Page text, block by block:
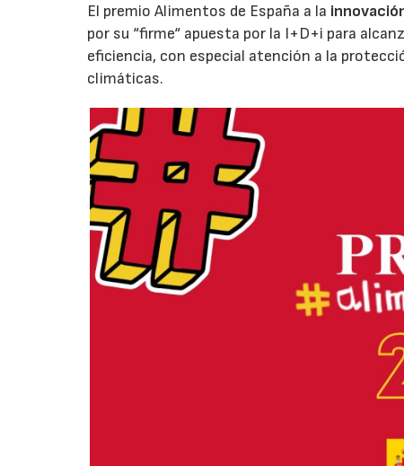
El premio Alimentos de España a la
por su “firme“ apuesta por la I+D+i para
eficiencia, con especial atención a la
climáticas.